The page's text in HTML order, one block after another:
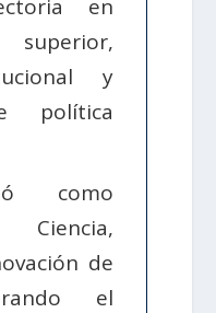
en
y
política
como
de
el